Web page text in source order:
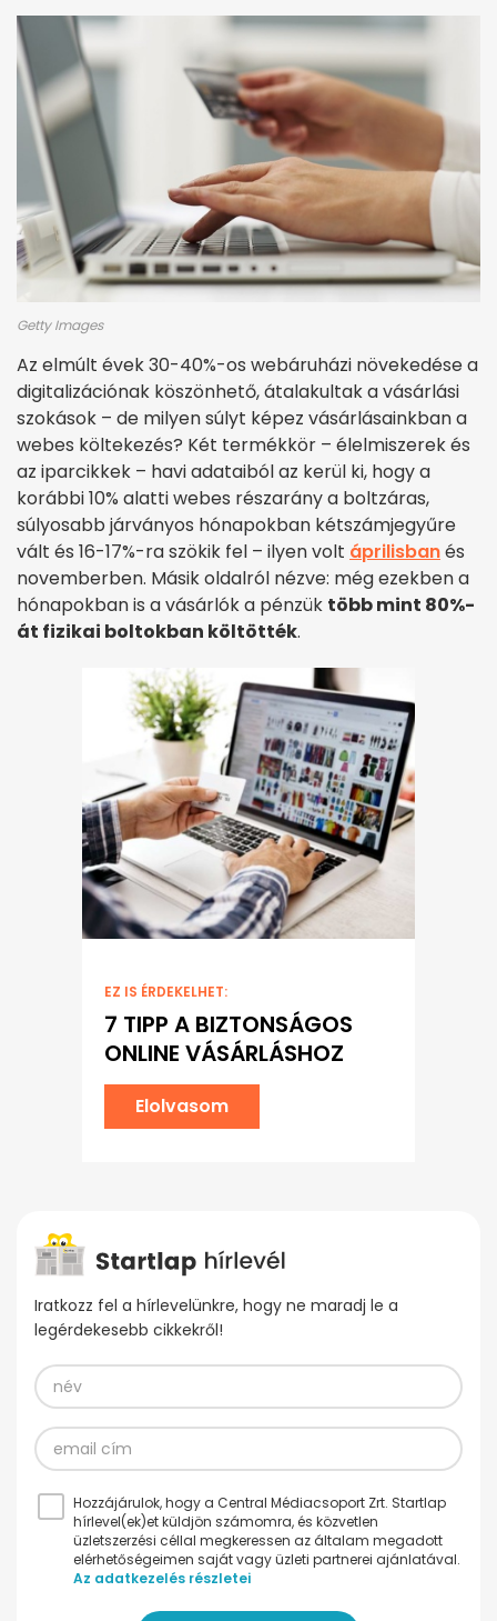
Getty Images
Az elmúlt évek 30-40%-os webáruházi növekedése a
digitalizációnak köszönhető, átalakultak a vásárlási
szokások – de milyen súlyt képez vásárlásainkban a
webes költekezés? Két termékkör – élelmiszerek és
az iparcikkek – havi adataiból az kerül ki, hogy a
korábbi 10% alatti webes részarány a boltzáras,
súlyosabb járványos hónapokban kétszámjegyűre
vált és 16-17%-ra szökik fel – ilyen volt áprilisbanés
novemberben. Másik oldalról nézve: még ezekben a
hónapokban is a vásárlók a pénzük több mint 80%-
át fizikai boltokban költötték.
EZ IS ÉRDEKELHET:
7 TIPP A BIZTONSÁGOS
ONLINE VÁSÁRLÁSHOZ
Elolvasom
Iratkozz fel a hírlevelünkre, hogy ne maradj le a
legérdekesebb cikkekről!
Hozzájárulok, hogy a Central Médiacsoport Zrt. Startlap
hírlevel(ek)et küldjön számomra, és közvetlen
üzletszerzési céllal megkeressen az általam megadott
elérhetőségeimen saját vagy üzleti partnerei ajánlatával.
Az adatkezelés részletei